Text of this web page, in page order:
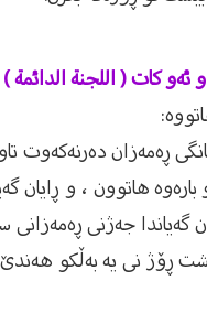
سعودیە مانگی ڕەمەزان
هاتوون ، و ڕایان
ڕۆژ نی یە بەڵکو